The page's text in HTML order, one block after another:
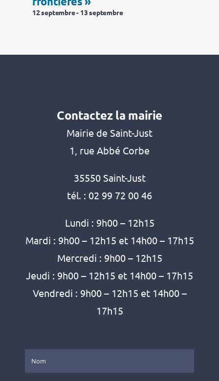
12 septembre- 13 septembre
Contactez la mairie
Mairie de Saint-Just
1, rue Abbé Corbe
35550 Saint-Just
tél. : 02 99 72 00 46
Lundi : 9h00 – 12h15
Mardi : 9h00 – 12h15 et 14h00 – 17h15
Mercredi : 9h00 – 12h15
Jeudi : 9h00 – 12h15 et 14h00 – 17h15
Vendredi : 9h00 – 12h15 et 14h00 –
17h15